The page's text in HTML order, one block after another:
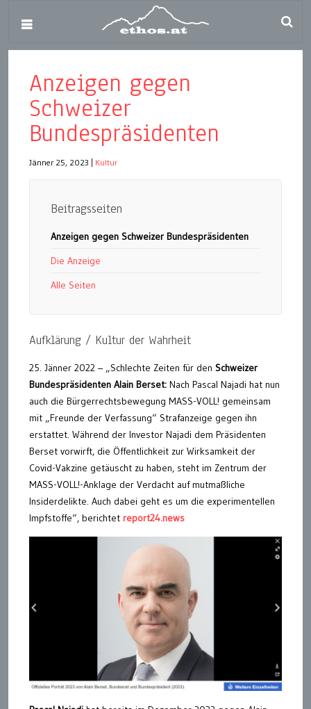
Anzeigen gegen
Schweizer
Bundespräsidenten
Jänner 25, 2023 Kultur
Beitragsseiten
Anzeigen gegen Schweizer Bundespräsidenten
Die Anzeige
Alle Seiten
Aufklärung / Kultur der Wahrheit
25. Jänner 2022 – „Schlechte Zeiten für den Schweizer
Bundespräsidenten Alain Berset: Nach Pascal Najadi hat nun
auch die Bürgerrechtsbewegung MASS-VOLL! gemeinsam
mit „Freunde der Verfassung“ Strafanzeige gegen ihn
erstattet. Während der Investor Najadi dem Präsidenten
Berset vorwirft, die Öffentlichkeit zur Wirksamkeit der
Covid-Vakzine getäuscht zu haben, steht im Zentrum der
MASS-VOLL!-Anklage der Verdacht auf mutmaßliche
Insiderdelikte. Auch dabei geht es um die experimentellen
Impfstoffe“, berichtet report24.news